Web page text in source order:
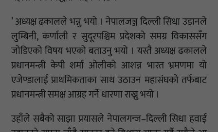
’ अध्यक्ष ढकालले भन्नु भयो । नेपालजञ्ज दिल्ली सिधा उडानले
लुम्बिनी, कर्णाली र सुदूरपश्चिम प्रदेशको समग्र विकाससँग
जोडिएको विषय भएको बताउनु भयो । यस्तै अध्यक्ष ढकालले
प्रधानमन्त्री केपी शर्मा ओलीको आशन्न भारत भ्रमणमा यो
एजेण्डालाई प्राथमिकताका साथ उठाउन महासंघको तर्फबाट
प्रधानमन्त्री समक्ष आग्रह गर्ने धारणा राख्नु भयो ।
उहाँले सबैको साझा प्रयासले नेपालगन्ज–दिल्ली सिधा हवाई